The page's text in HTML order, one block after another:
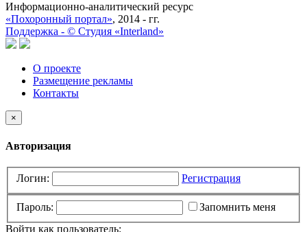
Информационно-аналитический ресурс
«Похоронный портал», 2014 - гг.
Поддержка - © Cтудия «Interland»
О проекте
Размещение рекламы
Контакты
×
Авторизация
Логин: Регистрация
Пароль:
Запомнить меня
Войти как пользователь: